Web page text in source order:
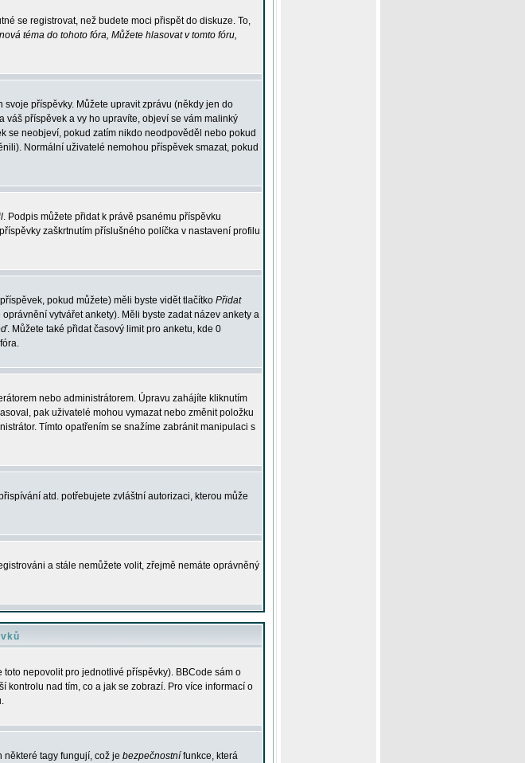
se registrovat, než budete moci přispět do diskuze. To,
téma do tohoto fóra, Můžete hlasovat v tomto fóru,
příspěvky. Můžete upravit zprávu (někdy jen do
váš příspěvek a vy ho upravíte, objeví se vám malinký
se neobjeví, pokud zatím nikdo neodpověděl nebo pokud
Normální uživatelé nemohou příspěvek smazat, pokud
. Podpis můžete přidat k právě psanému příspěvku
zaškrtnutím příslušného políčka v nastavení profilu
pokud můžete) měli byste vidět tlačítko Přidat
vytvářet ankety). Měli byste zadat název ankety a
. Můžete také přidat časový limit pro anketu, kde 0
nebo administrátorem. Úpravu zahájíte kliknutím
pak uživatelé mohou vymazat nebo změnit položku
Tímto opatřením se snažíme zabránit manipulaci s
atd. potřebujete zvláštní autorizaci, kterou může
a stále nemůžete volit, zřejmě nemáte oprávněný
nepovolit pro jednotlivé příspěvky). BBCode sám o
kontrolu nad tím, co a jak se zobrazí. Pro více informací o
některé tagy fungují, což je bezpečnostní funkce, která